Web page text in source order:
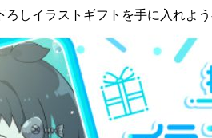
しイラストギフトを手に入れよ